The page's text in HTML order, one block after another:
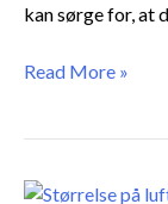
kan sørge for, at
Read More »
Vigtigheden